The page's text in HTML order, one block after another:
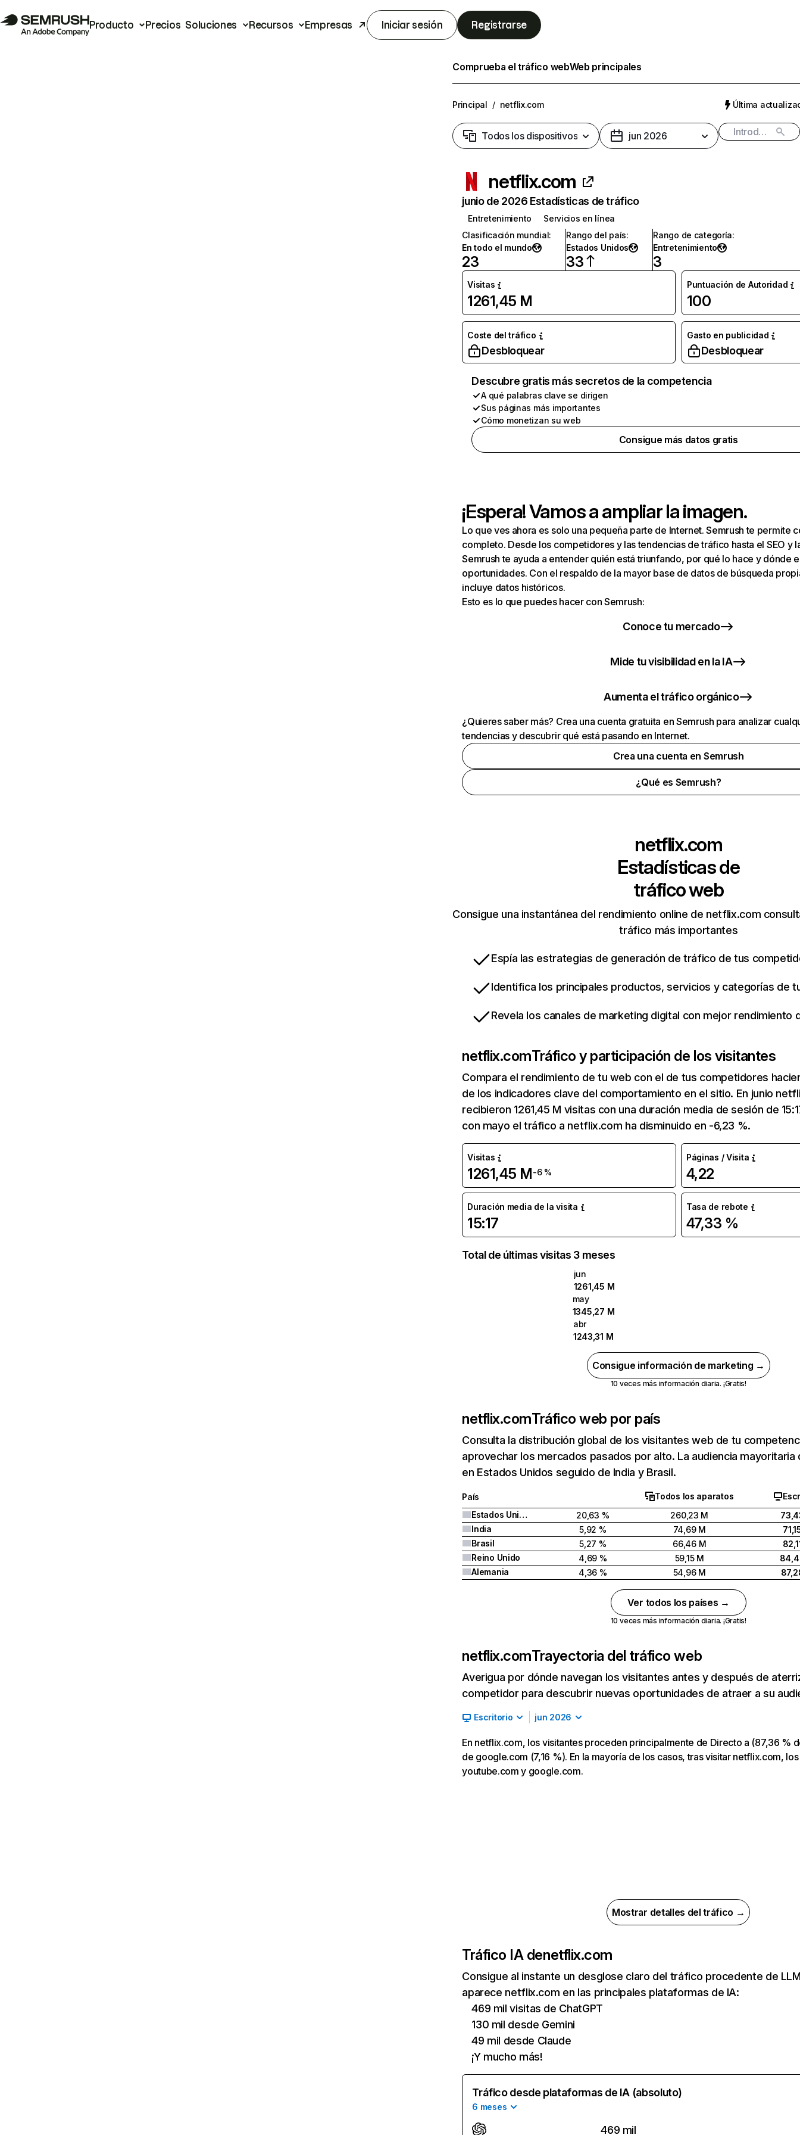
Producto Precios Soluciones Recursos Empresas Iniciar sesión Registrarse
Comprueba el tráfico webWeb principales
Principal / netflix.com Última
Todos los dispositivos jun 2026
netflix.com
junio de 2026 Estadísticas de tráfico
Entretenimiento
Servicios en línea
Clasificación mundial:
En todo el mundo
23
Rango del país:
Estados Unidos
33
Rango de categoría:
Entretenimiento
3
Visitas
1261,45 M
Puntuación de Autoridad
100
Coste del tráfico
Desbloquear
Gasto en publicidad
Desbloquear
Descubre gratis más secretos de la competencia
A qué palabras clave se dirigen
Sus páginas más importantes
Cómo monetizan su web
Consigue más datos gratis
¡Espera! Vamos a ampliar la imagen.
Lo que ves ahora es solo una pequeña parte de Internet. Semrush te permite
completo. Desde los competidores y las tendencias de tráfico hasta el SEO y
Semrush te ayuda a entender quién está triunfando, por qué lo hace y dónde
oportunidades. Con el respaldo de la mayor base de datos de búsqueda
incluye datos históricos.
Esto es lo que puedes hacer con Semrush:
Conoce tu mercado
Mide tu visibilidad en la IA
Aumenta el tráfico orgánico
¿Quieres saber más? Crea una cuenta gratuita en Semrush para analizar
tendencias y descubrir qué está pasando en Internet.
Crea una cuenta en Semrush
¿Qué es Semrush?
netflix.com
Estadísticas de
tráfico web
Consigue una instantánea del rendimiento online de netflix.com
tráfico más importantes
Espía las estrategias de generación de tráfico de tus
Identifica los principales productos, servicios y categorías de
Revela los canales de marketing digital con mejor rendimiento
netflix.comTráfico y participación de los visitantes
Compara el rendimiento de tu web con el de tus competidores
de los indicadores clave del comportamiento en el sitio. En junio
recibieron 1261,45 M visitas con una duración media de sesión de
con mayo el tráfico a netflix.com ha disminuido en -6,23 %.
Visitas
1261,45 M-6 %
Páginas / Visita
4,22
Duración media de la visita
15:17
Tasa de rebote
47,33 %
Total de últimas visitas 3 meses
jun
1261,45 M
may
1345,27 M
abr
1243,31 M
Consigue información de marketing →
10 veces más información diaria. ¡Gratis!
netflix.comTráfico web por país
Consulta la distribución global de los visitantes web de tu
aprovechar los mercados pasados por alto. La audiencia
en Estados Unidos seguido de India y Brasil.
País Todos los aparatos
Estados Unidos
20,63 % 260,23 M
India
5,92 % 74,69 M
Brasil
5,27 % 66,46 M
Reino Unido
4,69 % 59,15 M
Alemania
4,36 % 54,96 M
Ver todos los países →
10 veces más información diaria. ¡Gratis!
netflix.comTrayectoria del tráfico web
Averigua por dónde navegan los visitantes antes y después de
competidor para descubrir nuevas oportunidades de atraer a su
Escritorio jun 2026
En netflix.com, los visitantes proceden principalmente de Directo a (87,36 %
de google.com (7,16 %). En la mayoría de los casos, tras visitar netflix.com,
youtube.com y google.com.
Mostrar detalles del tráfico →
Tráfico IA denetflix.com
Consigue al instante un desglose claro del tráfico procedente de
aparece netflix.com en las principales plataformas de IA:
469 mil visitas de ChatGPT
130 mil desde Gemini
49 mil desde Claude
¡Y mucho más!
Tráfico desde plataformas de IA (absoluto)
6 meses
469 mil